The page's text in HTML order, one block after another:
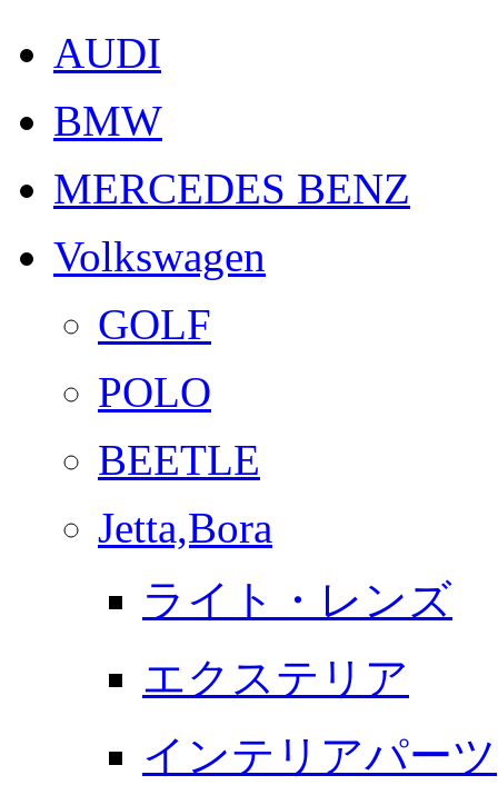
AUDI
BMW
MERCEDES BENZ
Volkswagen
GOLF
POLO
BEETLE
Jetta,Bora
ライト・レンズ
エクステリア
インテリアパーツ